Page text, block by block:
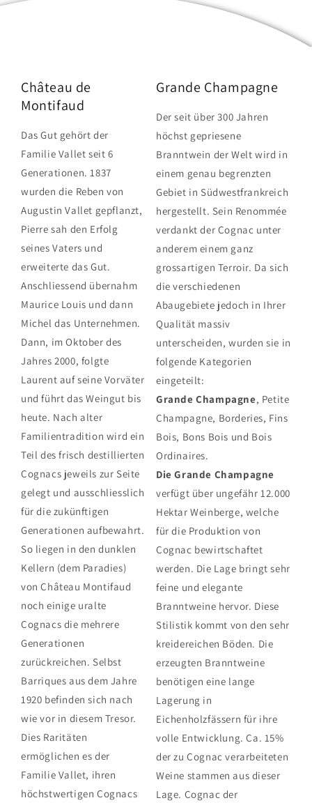
Château de
Montifaud
Das Gut gehört der
Familie Vallet seit 6
Generationen. 1837
wurden die Reben von
Augustin Vallet gepflanzt,
Pierre sah den Erfolg
seines Vaters und
erweiterte das Gut.
Anschliessend übernahm
Maurice Louis und dann
Michel das Unternehmen.
Dann, im Oktober des
Jahres 2000, folgte
Laurent auf seine Vorväter
und führt das Weingut bis
heute. Nach alter
Familientradition wird ein
Teil des frisch destillierten
Cognacs jeweils zur Seite
gelegt und ausschliesslich
für die zukünftigen
Generationen aufbewahrt.
So liegen in den dunklen
Kellern (dem Paradies)
von Château Montifaud
noch einige uralte
Cognacs die mehrere
Generationen
zurückreichen. Selbst
Barriques aus dem Jahre
1920 befinden sich nach
wie vor in diesem Tresor.
Dies Raritäten
ermöglichen es der
Familie Vallet, ihren
höchstwertigen Cognacs
Grande Champagne
Der seit über 300 Jahren
höchst gepriesene
Branntwein der Welt wird in
einem genau begrenzten
Gebiet in Südwestfrankreich
hergestellt. Sein Renommée
verdankt der Cognac unter
anderem einem ganz
grossartigen Terroir. Da sich
die verschiedenen
Abaugebiete jedoch in Ihrer
Qualität massiv
unterscheiden, wurden sie in
folgende Kategorien
eingeteilt:
Grande Champagne, Petite
Champagne, Borderies, Fins
Bois, Bons Bois und Bois
Ordinaires.
Die Grande Champagne
verfügt über ungefähr 12.000
Hektar Weinberge, welche
für die Produktion von
Cognac bewirtschaftet
werden. Die Lage bringt sehr
feine und elegante
Branntweine hervor. Diese
Stilistik kommt von den sehr
kreidereichen Böden. Die
erzeugten Branntweine
benötigen eine lange
Lagerung in
Eichenholzfässern für ihre
volle Entwicklung. Ca. 15%
der zu Cognac verarbeiteten
Weine stammen aus dieser
Lage. Cognac der